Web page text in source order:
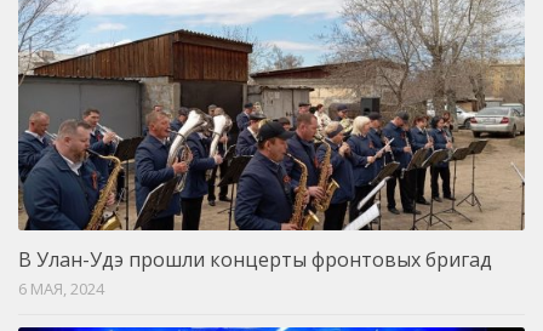
В Улан-Удэ прошли концерты фронтовых бригад
6 МАЯ, 2024